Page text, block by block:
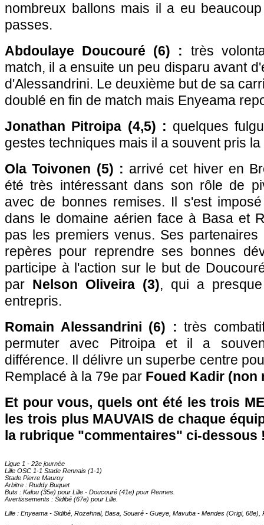
nombreux ballons mais il a eu
passes.
Abdoulaye Doucouré (6) : très
match, il a ensuite un peu disparu avant
d'Alessandrini. Le deuxième but de sa
doublé en fin de match mais Enyeama
Jonathan Pitroipa (4,5) : quelques
gestes techniques mais il a souvent pris
Ola Toivonen (5) : arrivé cet hiver en
été très intéressant dans son rôle de
avec de bonnes remises. Il s'est
dans le domaine aérien face à Basa et
pas les premiers venus. Ses
repères pour reprendre ses bonnes
participe à l'action sur le but de
par Nelson Oliveira (3), qui a
entrepris.
Romain Alessandrini (6) : très
permuter avec Pitroipa et il a
différence. Il délivre un superbe centre
Remplacé à la 79e par Foued Kadir (non
Et pour vous, quels ont été les trois
les trois plus MAUVAIS de chaque
la rubrique "commentaires" ci-dessous
Ligue 1 - 22e journée
Lille OSC 1-1 Stade Rennais (1-1)
Stade Pierre Mauroy
Arbitre : Ruddy Buquet
Buts : Kalou (35e) pour Lille - Doucouré (41e) pour Rennes
Avertissements : Sidibé (67e) pour Lille
Lille : Enyeama - Sidibé, Rozehnal, Basa, Souaré - Gueye, Mavuba - Mendes (Origi, 68e),